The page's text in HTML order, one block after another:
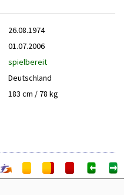
26.08.1974
01.07.2006
spielbereit
Deutschland
183 cm / 78 kg